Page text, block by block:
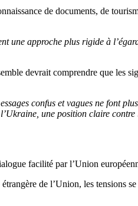
de documents, de
une approche plus rigide à
devrait comprendre que les
confus et vagues ne font
une position claire contre
facilité par l’Union
de l’Union, les tensions